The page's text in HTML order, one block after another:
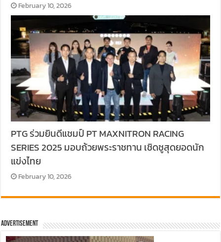
February 10, 2026
PTG ร่วมยินดีแชมป์ PT MAXNITRON RACING
SERIES 2025 มอบถ้วยพระราชทาน เชิดชูสุดยอดนัก
แข่งไทย
February 10, 2026
Advertisement